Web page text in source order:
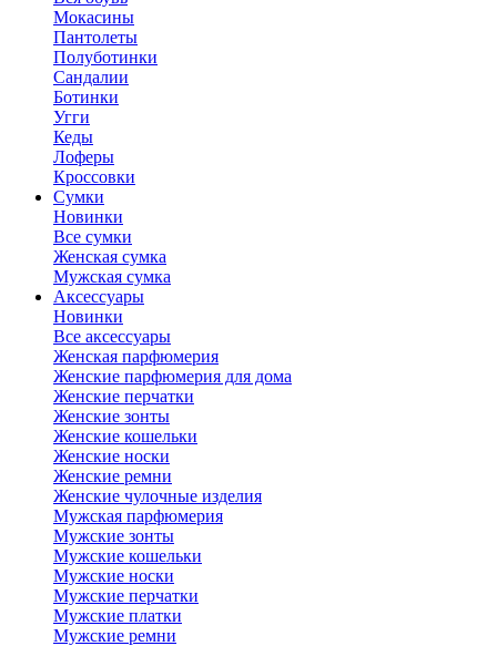
Мокасины
Пантолеты
Полуботинки
Сандалии
Ботинки
Угги
Кеды
Лоферы
Кроссовки
Сумки
Новинки
Все сумки
Женская сумка
Мужская сумка
Аксессуары
Новинки
Все аксессуары
Женская парфюмерия
Женские парфюмерия для дома
Женские перчатки
Женские зонты
Женские кошельки
Женские носки
Женские ремни
Женские чулочные изделия
Мужская парфюмерия
Мужские зонты
Мужские кошельки
Мужские носки
Мужские перчатки
Мужские платки
Мужские ремни